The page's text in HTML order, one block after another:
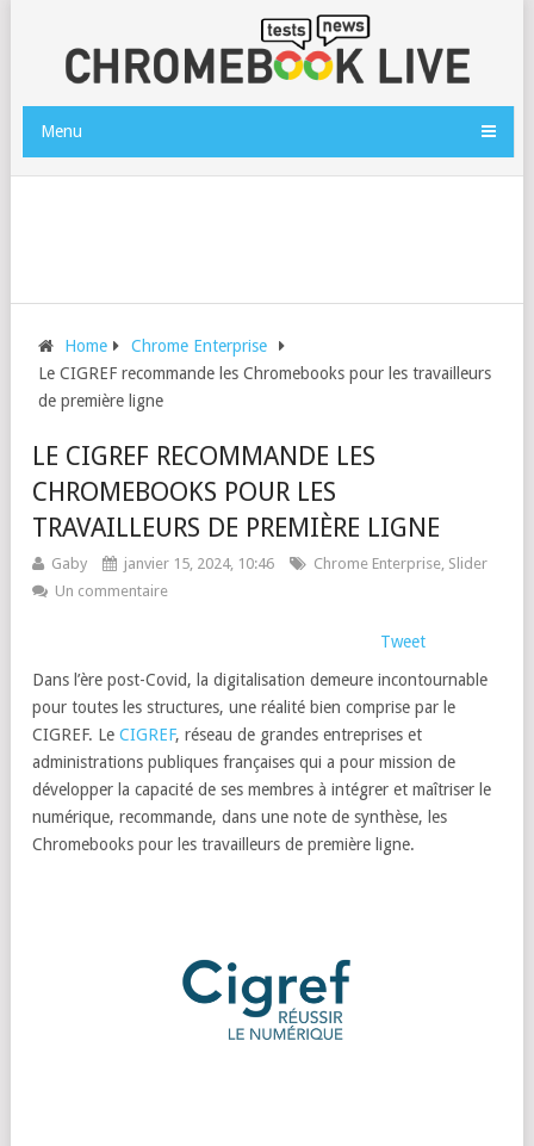
Menu
Home
Chrome Enterprise
Le CIGREF recommande les Chromebooks pour les travailleurs
de première ligne
LE CIGREF RECOMMANDE LES
CHROMEBOOKS POUR LES
TRAVAILLEURS DE PREMIÈRE LIGNE
Gaby janvier 15, 2024, 10:46 Chrome Enterprise, Slider
Un commentaire
Tweet
Dans l’ère post-Covid, la digitalisation demeure incontournable
pour toutes les structures, une réalité bien comprise par le
CIGREF. Le CIGREF, réseau de grandes entreprises et
administrations publiques françaises qui a pour mission de
développer la capacité de ses membres à intégrer et maîtriser le
numérique, recommande, dans une note de synthèse, les
Chromebooks pour les travailleurs de première ligne.